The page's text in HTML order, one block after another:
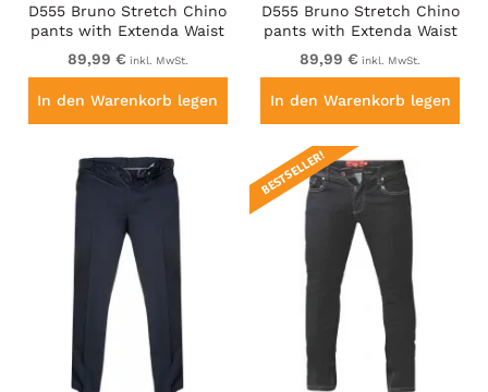
D555 Bruno Stretch Chino
pants with Extenda Waist
Beige
89,99 € inkl. MwSt.
In den Warenkorb legen
D555 Bruno Stretch Chino
pants with Extenda Waist
Black
89,99 € inkl. MwSt.
In den Warenkorb legen
BESTSELLER!